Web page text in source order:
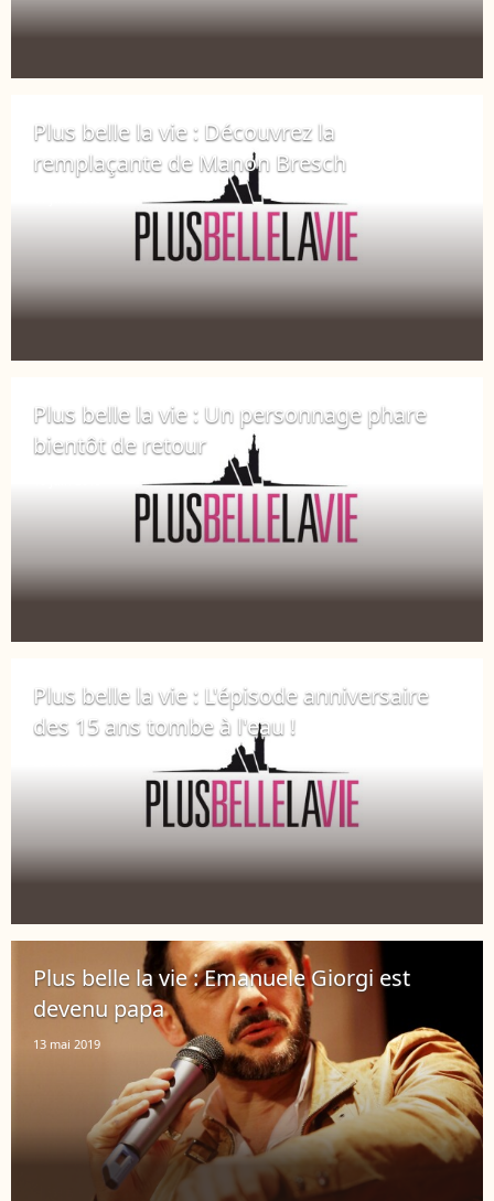
Plus belle la vie : Découvrez la
remplaçante de Manon Bresch
Plus belle la vie : Un personnage phare
bientôt de retour
Plus belle la vie : L'épisode anniversaire
des 15 ans tombe à l'eau !
Plus belle la vie : Emanuele Giorgi est
devenu papa
13 mai 2019